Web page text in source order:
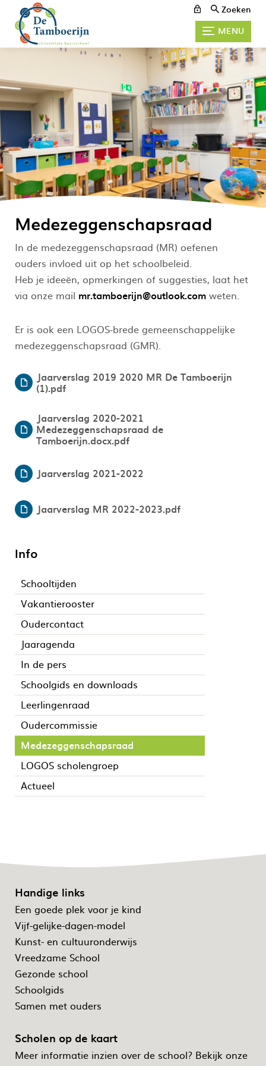
Zoeken
MENU
Medezeggenschapsraad
In de medezeggenschapsraad (MR) oefenen
ouders invloed uit op het schoolbeleid.
Heb je ideeën, opmerkingen of suggesties, laat het
via onze mail mr.tamboerijn@outlook.com weten.
Er is ook een LOGOS-brede gemeenschappelijke
medezeggenschapsraad (GMR).
Jaarverslag 2019 2020 MR De Tamboerijn
(1).pdf
Jaarverslag 2020-2021
Medezeggenschapsraad de
Tamboerijn.docx.pdf
Jaarverslag 2021-2022
Jaarverslag MR 2022-2023.pdf
Info
Schooltijden
Vakantierooster
Oudercontact
Jaaragenda
In de pers
Schoolgids en downloads
Leerlingenraad
Oudercommissie
Medezeggenschapsraad
LOGOS scholengroep
Actueel
Handige links
Een goede plek voor je kind
Vijf-gelijke-dagen-model
Kunst- en cultuuronderwijs
Vreedzame School
Gezonde school
Schoolgids
Samen met ouders
Scholen op de kaart
Meer informatie inzien over de school? Bekijk onze